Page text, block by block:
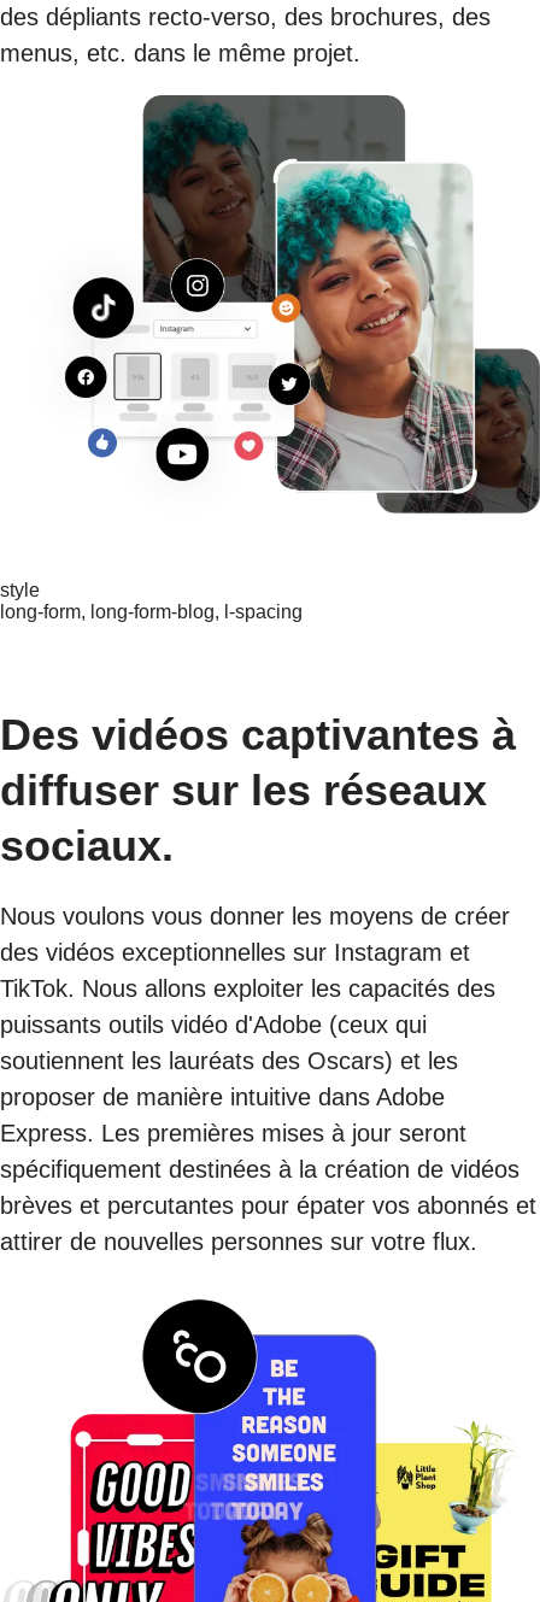
des dépliants recto-verso, des brochures, des
menus, etc. dans le même projet.
style
long-form, long-form-blog, l-spacing
Des vidéos captivantes à
diffuser sur les réseaux
sociaux.
Nous voulons vous donner les moyens de créer
des vidéos exceptionnelles sur Instagram et
TikTok. Nous allons exploiter les capacités des
puissants outils vidéo d'Adobe (ceux qui
soutiennent les lauréats des Oscars) et les
proposer de manière intuitive dans Adobe
Express. Les premières mises à jour seront
spécifiquement destinées à la création de vidéos
brèves et percutantes pour épater vos abonnés et
attirer de nouvelles personnes sur votre flux.